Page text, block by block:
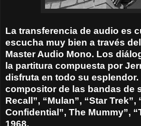
La transferencia de audio es
escucha muy bien a través
Master Audio Mono. Los
la partitura compuesta por
disfruta en todo su
compositor de las bandas de
Recall”, “Mulan”, “Star Trek”,
Confidential”, The Mummy”,
1968,